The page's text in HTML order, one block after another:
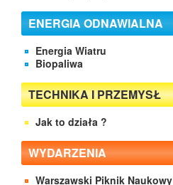
ENERGIA ODNAWIALNA
Energia Wiatru
Biopaliwa
TECHNIKA I PRZEMYSŁ
Jak to działa ?
WYDARZENIA
Warszawski Piknik Naukowy